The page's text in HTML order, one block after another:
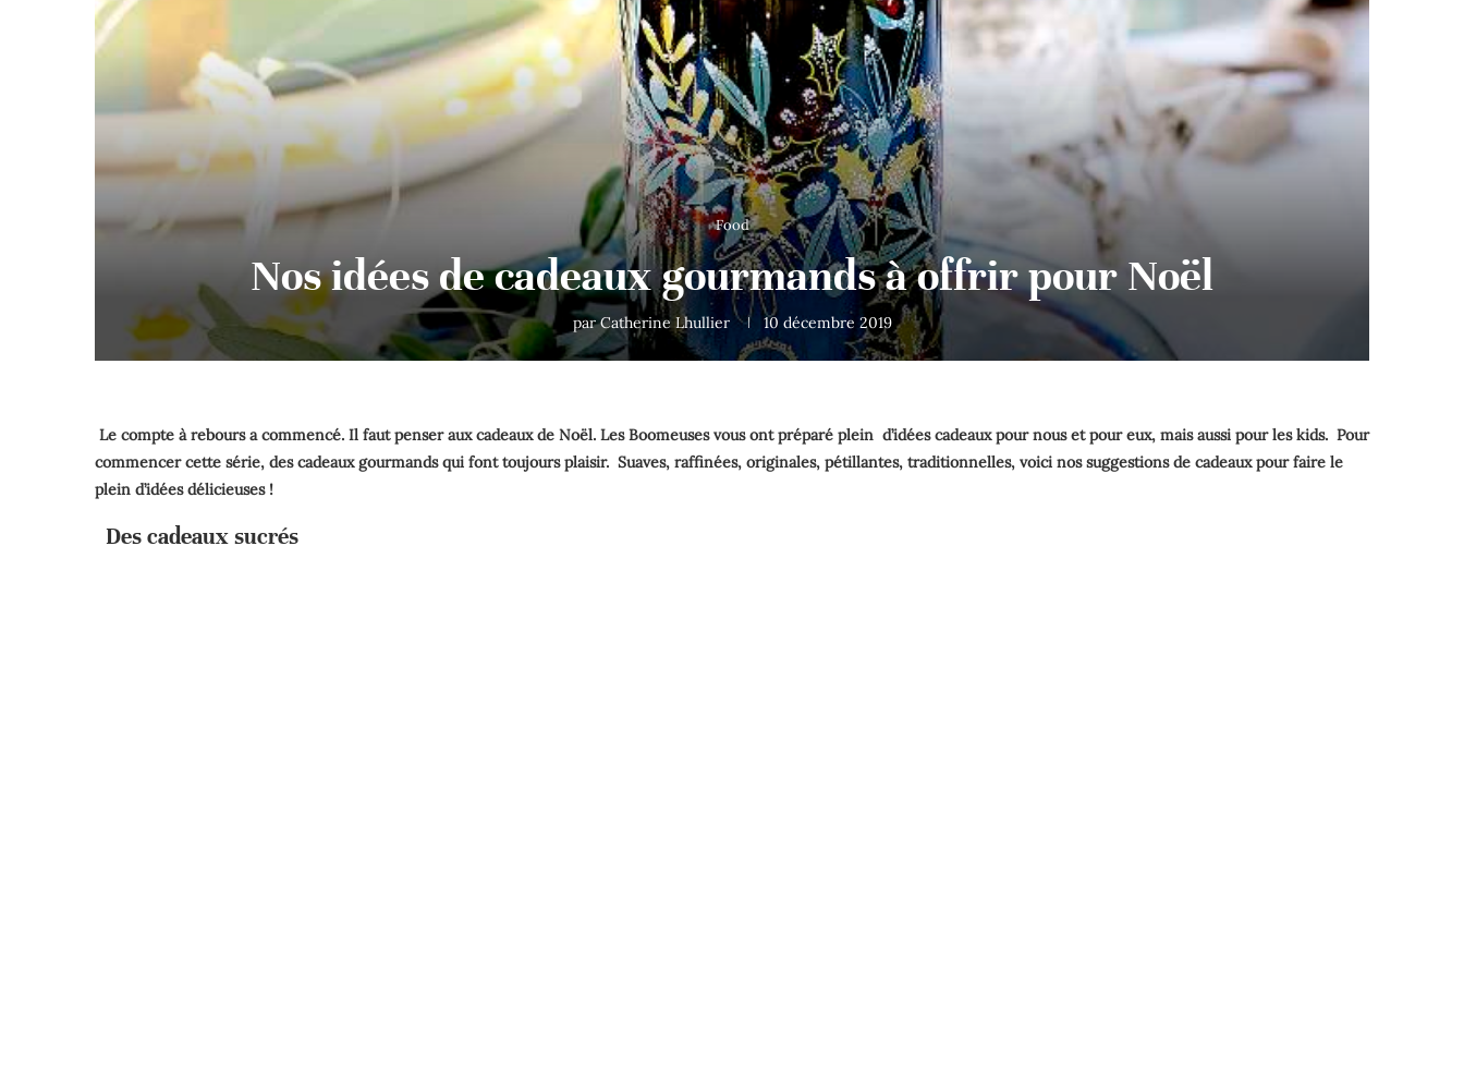
Food
Nos idées de cadeaux gourmands à offrir pour Noël
parCatherine Lhullier 10 décembre 2019
Le compte à rebours a commencé. Il faut penser aux cadeaux de Noël. Les Boomeuses vous ont préparé plein d’idées cadeaux pour nous et pour eux, mais aussi pour les kids. Pour
commencer cette série, des cadeaux gourmands qui font toujours plaisir. Suaves, raffinées, originales, pétillantes, traditionnelles, voici nos suggestions de cadeaux pour faire le
plein d’idées délicieuses !
Des cadeaux sucrés